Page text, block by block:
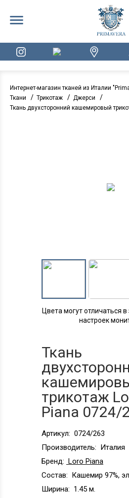
Интернет-магазин тканей из Италии
Ткани / Трикотаж / Джерси /
Ткань двухсторонний кашемировый
Цвета могут отличаться
настроек
Ткань
трикотаж
Piana 0724/
Артикул: 0724/263
Производитель: Италия
Бренд: Loro Piana
Состав: Кашемир 97%,
Ширина: 1.45 м.